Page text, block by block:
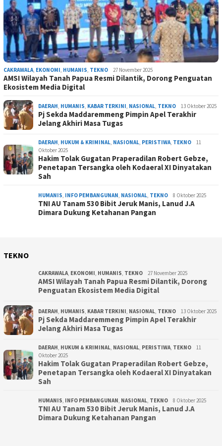
CAKRAWALA EKONOMI HUMANIS TEKNO 27 November 2025
AMSI Wilayah Tanah Papua Resmi Dilantik, Dorong Penguatan
Ekosistem Media Digital
DAERAH HUMANIS KABAR TERKINI NASIONAL TEKNO 13 Oktober 2025
Pj Sekda Maddaremmeng Pimpin Apel Terakhir
Jelang Akhiri Masa Tugas
DAERAH HUKUM & KRIMINAL NASIONAL PERISTIWA TEKNO
11
Oktober 2025
Hakim Tolak Gugatan Praperadilan Robert Gebze,
Penetapan Tersangka oleh Kodaeral XI Dinyatakan
Sah
HUMANIS INFO PEMBANGUNAN NASIONAL TEKNO 8 Oktober 2025
TNI AU Tanam 530 Bibit Jeruk Manis, Lanud J.A
Dimara Dukung Ketahanan Pangan
TEKNO
CAKRAWALA EKONOMI HUMANIS TEKNO 27 November 2025
AMSI Wilayah Tanah Papua Resmi Dilantik, Dorong
Penguatan Ekosistem Media Digital
DAERAH HUMANIS KABAR TERKINI NASIONAL TEKNO 13 Oktober 2025
Pj Sekda Maddaremmeng Pimpin Apel Terakhir
Jelang Akhiri Masa Tugas
DAERAH HUKUM & KRIMINAL NASIONAL PERISTIWA TEKNO
11
Oktober 2025
Hakim Tolak Gugatan Praperadilan Robert Gebze,
Penetapan Tersangka oleh Kodaeral XI Dinyatakan
Sah
HUMANIS INFO PEMBANGUNAN NASIONAL TEKNO 8 Oktober 2025
TNI AU Tanam 530 Bibit Jeruk Manis, Lanud J.A
Dimara Dukung Ketahanan Pangan